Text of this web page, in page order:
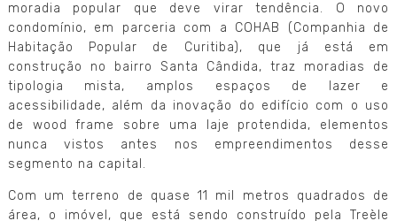
moradia popular que deve virar tendência. O novo
condomínio, em parceria com a COHAB (Companhia de
Habitação Popular de Curitiba), que já está em
construção no bairro Santa Cândida, traz moradias de
tipologia mista, amplos espaços de lazer e
acessibilidade, além da inovação do edifício com o uso
de wood frame sobre uma laje protendida, elementos
nunca vistos antes nos empreendimentos desse
segmento na capital.
Com um terreno de quase 11 mil metros quadrados de
área, o imóvel, que está sendo construído pela Treèle